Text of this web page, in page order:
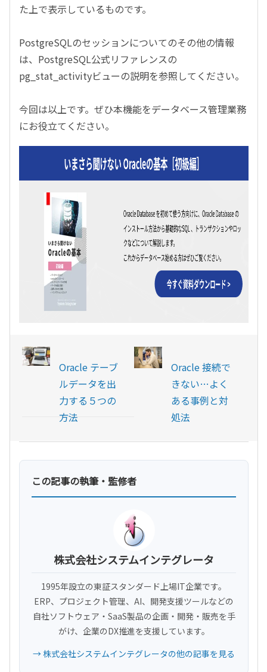
た上で表示しているものです。
PostgreSQLのセッションについてのその他の情報
は、PostgreSQL公式リファレンスの
pg_stat_activityビューの説明を参照してください。
今回は以上です。ぜひ本機能をデータベース管理業務
にお役立てください。
Oracle テーブ
ルデータを出
力する５つの
方法
Oracle 接続で
きない…よく
ある事例と対
処法
この記事の執筆・監修者
株式会社システムインテグレータ
1995年設立の東証スタンダード上場IT企業です。
ERP、プロジェクト管理、AI、開発支援ツールなどの
自社ソフトウェア・SaaS製品の企画・開発・販売を手
がけ、企業のDX推進を支援しています。
→ 株式会社システムインテグレータの他の記事を見る